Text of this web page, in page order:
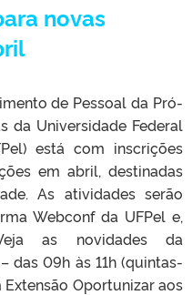
novas
de Pessoal da Pró-
da Universidade Federal
está com inscrições
em abril, destinadas
As atividades serão
Webconf da UFPel e,
as novidades da
das 09h às 11h (quintas-
Oportunizar aos